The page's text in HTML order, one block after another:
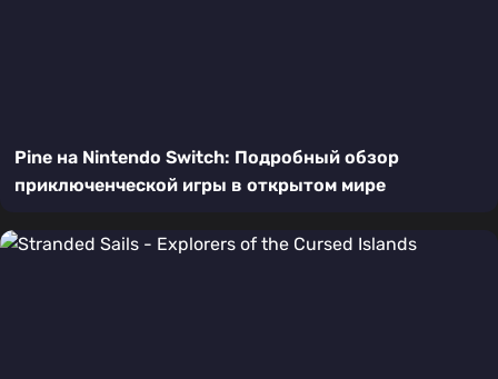
Pine на Nintendo Switch: Подробный обзор
приключенческой игры в открытом мире